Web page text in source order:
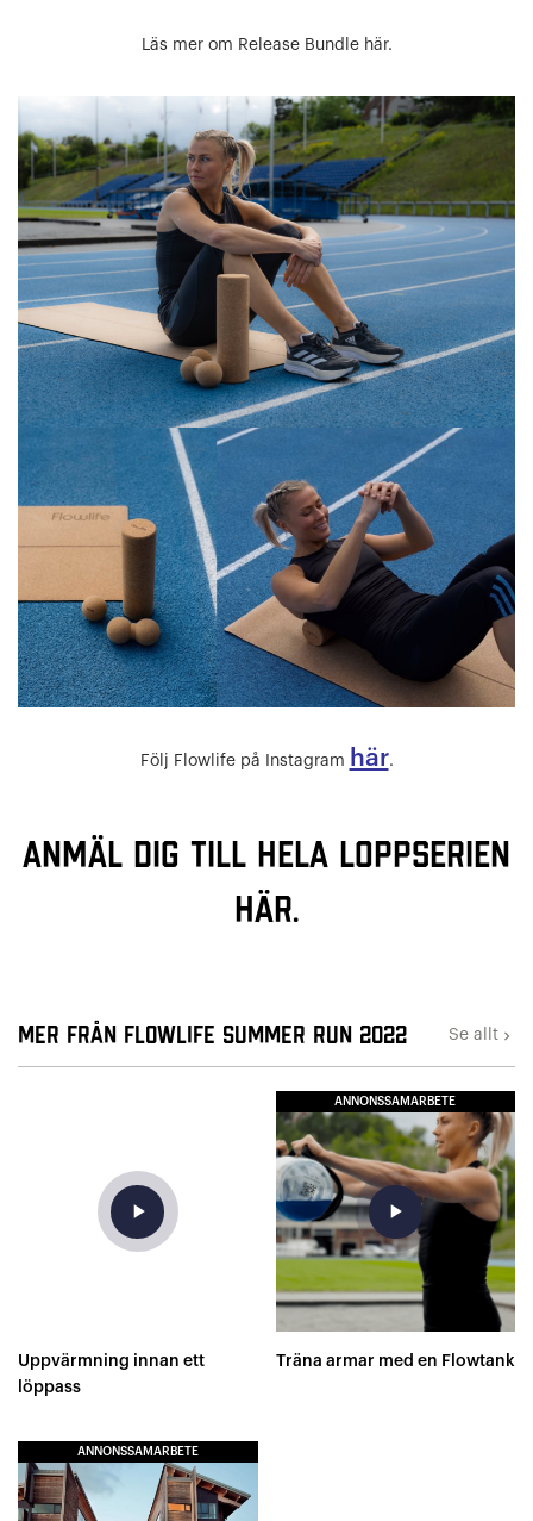
Läs mer om Release Bundle här.
Följ Flowlife på Instagram här.
Anmäl dig till hela loppserien
här.
Mer från Flowlife Summer Run 2022 Se allt keyboard_arrow_right
play_arrow
Uppvärmning innan ett
löppass
ANNONSSAMARBETE
play_arrow
Träna armar med en Flowtank
ANNONSSAMARBETE